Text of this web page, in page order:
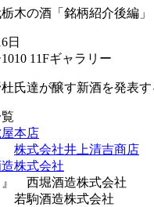
木の酒「銘柄紹介後編」
日
11Fギャラリー
氏達が醸す新酒を発表す
本店
株式会社井上清吉商店
株式会社
』 西堀酒造株式会社
若駒酒造株式会社